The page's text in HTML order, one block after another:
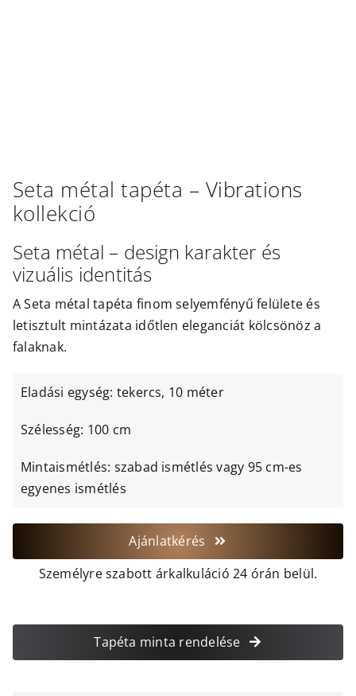
Seta métal tapéta – Vibrations
kollekció
Seta métal – design karakter és
vizuális identitás
A Seta métal tapéta finom selyemfényű felülete és
letisztult mintázata időtlen eleganciát kölcsönöz a
falaknak.
Eladási egység: tekercs, 10 méter
Szélesség: 100 cm
Mintaismétlés: szabad ismétlés vagy 95 cm-es
egyenes ismétlés
Ajánlatkérés
Személyre szabott árkalkuláció 24 órán belül.
Tapéta minta rendelése